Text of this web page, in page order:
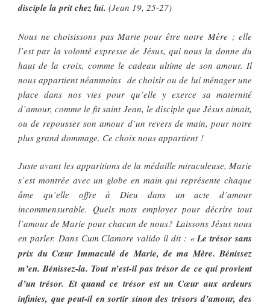
disciple la prit chez lui. (Jean 19, 25-27)
Nous ne choisissons pas Marie pour être notre Mère ; elle
l’est par la volonté expresse de Jésus, qui nous la donne du
haut de la croix, comme le cadeau ultime de son amour. Il
nous appartient néanmoins de choisir ou de lui ménager une
place dans nos vies pour qu’elle y exerce sa maternité
d’amour, comme le fit saint Jean, le disciple que Jésus aimait,
ou de repousser son amour d’un revers de main, pour notre
plus grand dommage. Ce choix nous appartient !
Juste avant les apparitions de la médaille miraculeuse, Marie
s’est montrée avec un globe en main qui représente chaque
âme qu’elle offre à Dieu dans un acte d’amour
incommensurable. Quels mots employer pour décrire tout
l’amour de Marie pour chacun de nous? Laissons Jésus nous
en parler. Dans Cum Clamore valido il dit : «Le trésor sans
prix du Cœur Immaculé de Marie, de ma Mère. Bénissez
m’en. Bénissez-la. Tout n’est-il pas trésor de ce qui provient
d’un trésor. Et quand ce trésor est un Cœur aux ardeurs
infinies, que peut-il en sortir sinon des trésors d’amour, des